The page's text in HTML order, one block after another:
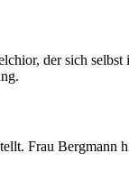
der sich
Frau Bergmann